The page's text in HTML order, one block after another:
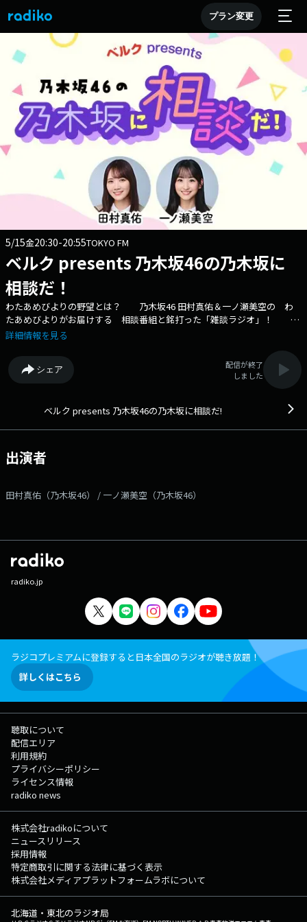
プラン変更
5/15金20:30-20:55TOKYO FM
ベルク presents 乃木坂46の乃木坂に
相談だ！
わたあめびよりの野望とは？ 乃木坂46 田村真佑＆一ノ瀬美空の わ
たあめびよりがお届けする 相談番組と銘打った「雑談ラジオ」！ 今
週のコーナーは… ●乃木談ほっこりストーリー ●ふつおた 来週に
録の感想トーク！ 一ノ瀬さんが声を大にして言いたいこともあるそう
です…！ メッセージを送って下さった方の中から 抽選で毎週2名様
に乃木談オリジナル缶バッチプレゼント！ 番組Webサイト：
https://www.tfm.co.jp/f/nogizakasoudan/message Xハッシュタグは
詳細情報を見る
シェア
配信が終了
しました
ベルク presents 乃木坂46の乃木坂に相談だ!
出演者
田村真佑（乃木坂46） / 一ノ瀬美空（乃木坂46）
radiko.jp
ラジコプレミアムに登録すると日本全国のラジオが聴き放題！
詳しくはこちら
聴取について
配信エリア
利用規約
プライバシーポリシー
ライセンス情報
radiko news
株式会社radikoについて
ニュースリリース
採用情報
特定商取引に関する法律に基づく表示
株式会社メディアプラットフォームラボについて
北海道・東北のラジオ局